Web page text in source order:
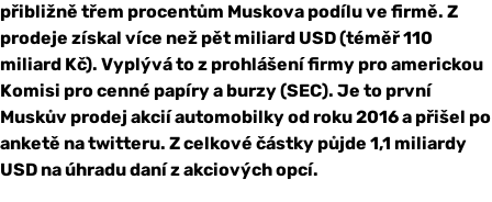
přibližně třem procentům Muskova podílu ve firmě. Z
prodeje získal více než pět miliard USD (téměř 110
miliard Kč). Vyplývá to z prohlášení firmy pro americkou
Komisi pro cenné papíry a burzy (SEC). Je to první
Muskův prodej akcií automobilky od roku 2016 a přišel po
anketě na twitteru. Z celkové částky půjde 1,1 miliardy
USD na úhradu daní z akciových opcí.